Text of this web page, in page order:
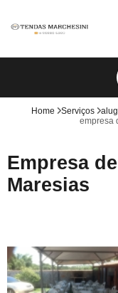
Home Serviços
empresa
Empresa
Maresias